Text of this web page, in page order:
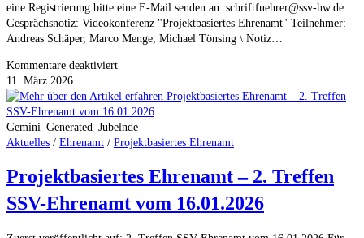
eine Registrierung bitte eine E-Mail senden an: schriftfuehrer@ssv-hw.de.
Gesprächsnotiz: Videokonferenz "Projektbasiertes Ehrenamt" Teilnehmer:
Andreas Schäper, Marco Menge, Michael Tönsing \ Notiz…
Kommentare deaktiviertfür
Ehrenamt
–
3.
Treffen
Ehrenamt
vom
13.02.2026
11. März 2026
Gemini_Generated_Jubelnde
Aktuelles / Ehrenamt / Projektbasiertes Ehrenamt
Projektbasiertes Ehrenamt – 2. Treffen
SSV-Ehrenamt vom 16.01.2026